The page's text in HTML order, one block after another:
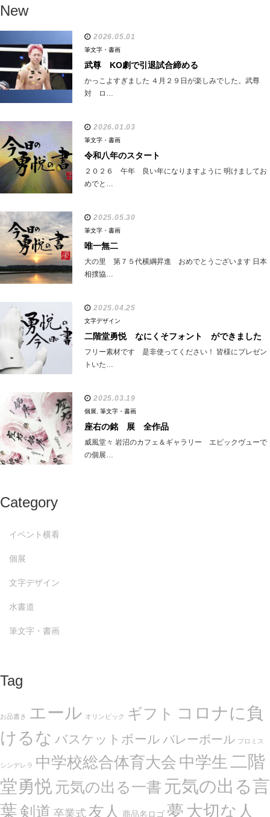
New
2026.05.01
筆文字・書画
武尊 KO劇で引退試合締める
かっこよすぎました ４月２９日が楽しみでした。武尊
対 ロ…
2026.01.03
筆文字・書画
令和八年のスタート
２０２６ 午年 良い年になりますように 明けましてお
めでと…
2025.05.30
筆文字・書画
唯一無二
大の里 第７５代横綱昇進 おめでとうございます 日本
相撲協…
2025.04.25
文字デザイン
二階堂勇悦 なにくそフォント ができました
フリー素材です 是非使ってください！ 皆様にプレゼン
トいた…
2025.03.19
個展 筆文字・書画
座右の銘 展 全作品
威風堂々 岩沼のカフェ＆ギャラリー エピックヴューで
の個展…
Category
イベント横看
個展
文字デザイン
水書道
筆文字・書画
Tag
お品書き エール オリンピック ギフト コロナに負
けるな バスケットボール バレーボール プロミス
シンデレラ 中学校総合体育大会 中学生 二階
堂勇悦 元気の出る一書 元気の出る言
葉剣道 卒業式 友人 商品名ロゴ 夢 大切な人